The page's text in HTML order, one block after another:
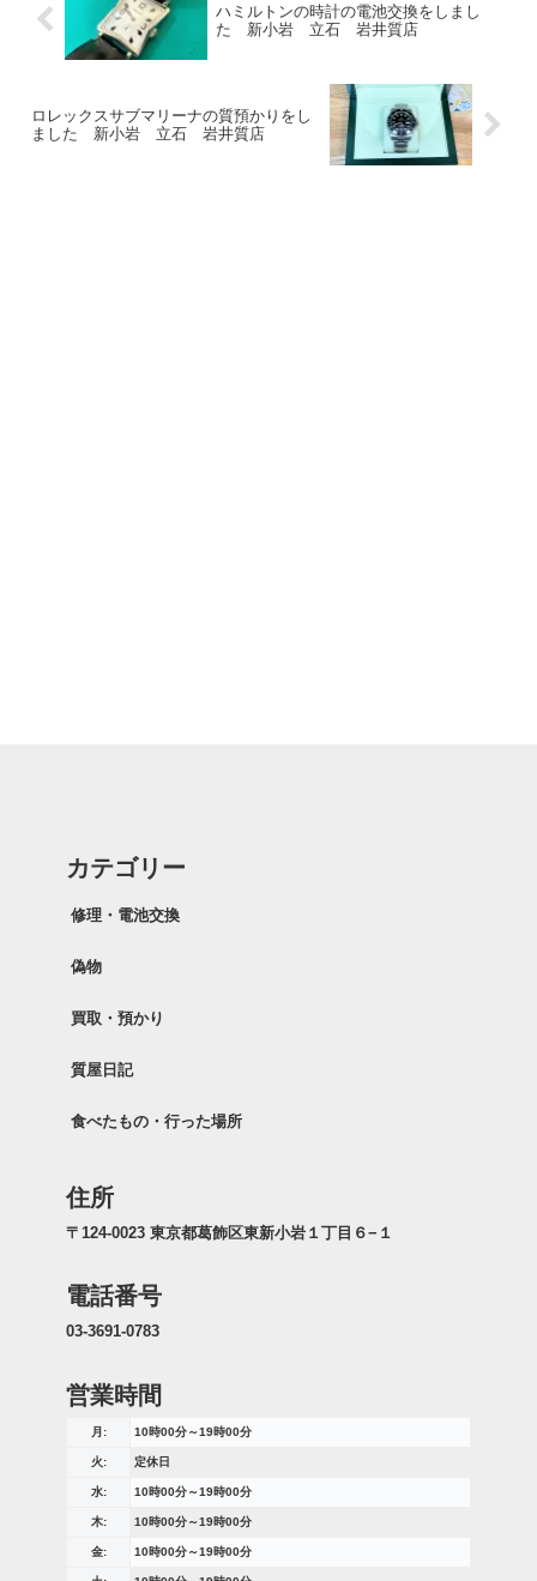
ハミルトンの時計の電池交換をしまし
た 新小岩 立石 岩井質店
ロレックスサブマリーナの質預かりをし
ました 新小岩 立石 岩井質店
カテゴリー
修理・電池交換
偽物
買取・預かり
質屋日記
食べたもの・行った場所
住所
〒124-0023 東京都葛飾区東新小岩１丁目６−１
電話番号
03-3691-0783
営業時間
月: 10時00分～19時00分
火: 定休日
水: 10時00分～19時00分
木: 10時00分～19時00分
金: 10時00分～19時00分